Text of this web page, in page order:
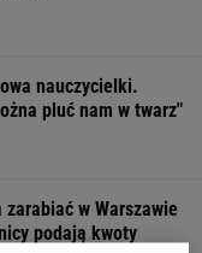
nauczycielki.
pluć nam w twarz"
zarabiać w Warszawie
podają kwoty